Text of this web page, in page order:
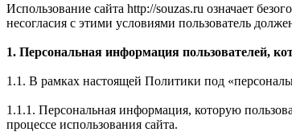
Использование сайта http://souzas.ru означает
несогласия с этими условиями пользователь
1. Персональная информация пользователей,
1.1. В рамках настоящей Политики под
1.1.1. Персональная информация, которую
процессе использования сайта.